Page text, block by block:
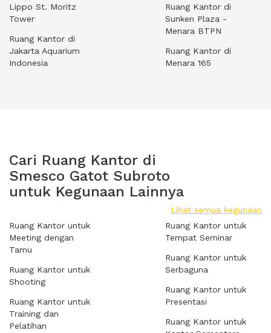
Lippo St. Moritz
Tower
Ruang Kantor di
Jakarta Aquarium
Indonesia
Ruang Kantor di
Sunken Plaza -
Menara BTPN
Ruang Kantor di
Menara 165
Cari Ruang Kantor di
Smesco Gatot Subroto
untuk Kegunaan Lainnya
Lihat semua kegunaan
Ruang Kantor untuk
Meeting dengan
Tamu
Ruang Kantor untuk
Shooting
Ruang Kantor untuk
Training dan
Pelatihan
Ruang Kantor untuk
Tempat Seminar
Ruang Kantor untuk
Serbaguna
Ruang Kantor untuk
Presentasi
Ruang Kantor untuk